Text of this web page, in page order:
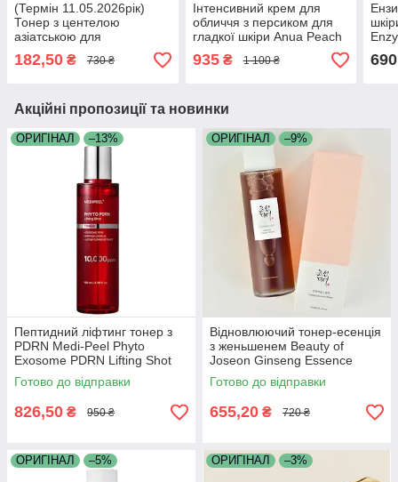
(Термін 11.05.2026рік)
Тонер з центелою
азіатською для
Cicacera 83 Solution Toner
182,50 ₴ 730 ₴
Інтенсивний крем для
обличчя з персиком для
гладкої шкіри Anua Peach
77 Niacin Enriched Cream
50 мл
935₴ 1 100 ₴ 690
Акційні пропозиції та новинки
ОРИГІНАЛ –13%
Пептидний ліфтинг тонер з
PDRN Medi-Peel Phyto
Exosome PDRN Lifting Shot
130 мл
Готово до відправки
826,50 ₴ 950 ₴
ОРИГІНАЛ –9%
Відновлюючий тонер-есенція
з женьшенем Beauty of
Joseon Ginseng Essence
Water 150мл
Готово до відправки
655,20 ₴ 720 ₴
ОРИГІНАЛ –5% ОРИГІНАЛ –3%